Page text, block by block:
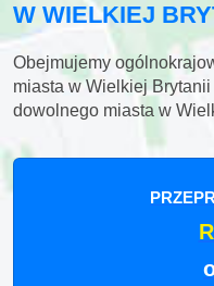
W WIELKIEJ
Obejmujemy
miasta w Wielkiej
dowolnego miasta w